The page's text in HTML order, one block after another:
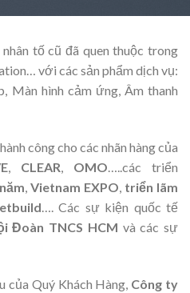
tố cũ đã quen thuộc trong
với các sản phẩm dịch vụ:
Màn hình cảm ứng, Âm thanh
công cho các nhãn hàng của
, CLEAR OMO …..các triển
Vietnam EXPO triển lãm
…. Các sự kiện quốc tế
Đoàn TNCS HCM và các sự
của Quý Khách Hàng, Công ty